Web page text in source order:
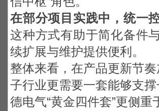
在部分项目实践中，统一
这种方式有助于简化备件
续扩展与维护提供便利。
整体来看，在产品更新节
子行业更需要一套能够支
德电气“黄金四件套”更侧